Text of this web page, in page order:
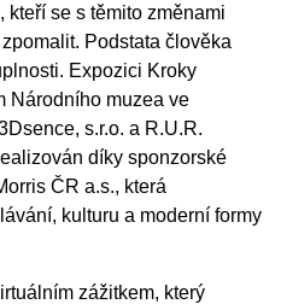
kteří se s těmito změnami
Podstata člověka
Expozici Kroky
Národního muzea ve
s.r.o. a R.U.R.
díky sponzorské
ČR a.s., která
kulturu a moderní formy
zážitkem, který